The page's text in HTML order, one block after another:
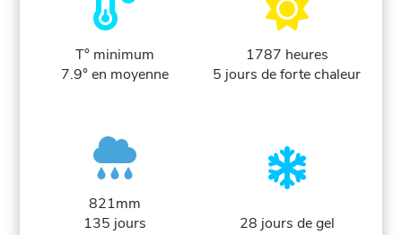
T° minimum
7.9° en moyenne
1787 heures
5 jours de forte chaleur
821mm
135 jours
28 jours de gel